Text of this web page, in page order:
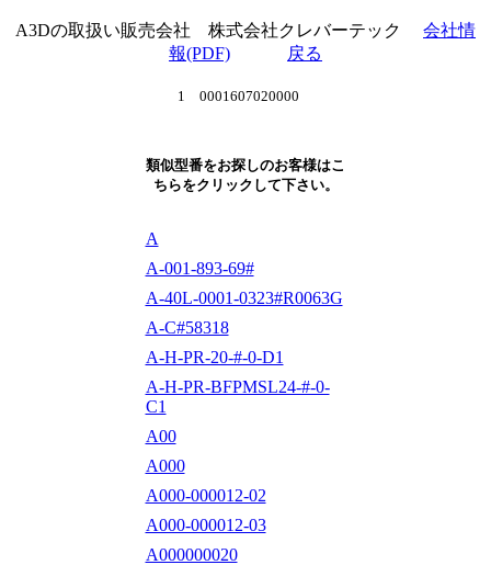
A3Dの取扱い販売会社 株式会社クレバーテック 会社情
報(PDF)
戻る
1 0001607020000
類似型番をお探しのお客様はこ
ちらをクリックして下さい。
A
A-001-893-69#
A-40L-0001-0323#R0063G
A-C#58318
A-H-PR-20-#-0-D1
A-H-PR-BFPMSL24-#-0-
C1
A00
A000
A000-000012-02
A000-000012-03
A000000020